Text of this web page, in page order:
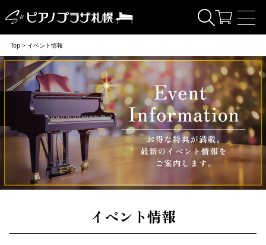
Top > イベント情報
イベント情報